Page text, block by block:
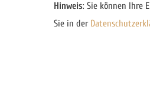
Hinweis: Sie können Ihre
Sie in der